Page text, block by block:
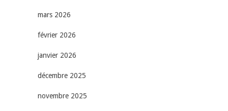
mars 2026
février 2026
janvier 2026
décembre 2025
novembre 2025